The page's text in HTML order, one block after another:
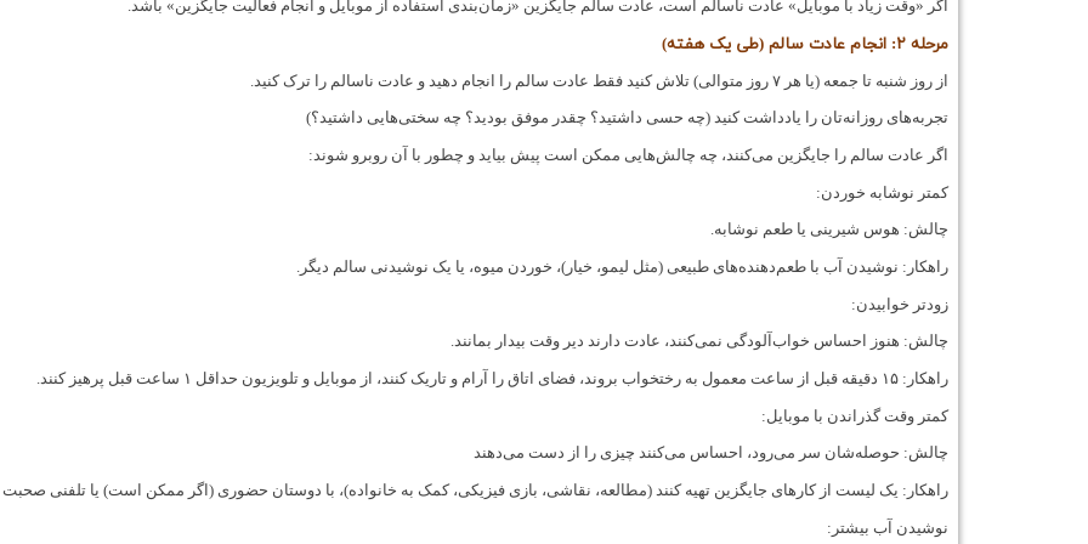
اگر «وقت زیاد با موبایل» عادت ناسالم است، عادت سالم جایگزین «زمان‌بندی استفاده از موبایل و انجام فعالیت جایگزین» باشد.
مرحله ۲: انجام عادت سالم (طی یک هفته)
از روز شنبه تا جمعه (یا هر ۷ روز متوالی) تلاش کنید فقط عادت سالم را انجام دهید و عادت ناسالم را ترک کنید.
تجربه‌های روزانه‌تان را یادداشت کنید (چه حسی داشتید؟ چقدر موفق بودید؟ چه سختی‌هایی داشتید؟)
اگر عادت سالم را جایگزین می‌کنند، چه چالش‌هایی ممکن است پیش بیاید و چطور با آن روبرو شوند:
کمتر نوشابه خوردن:
چالش: هوس شیرینی یا طعم نوشابه.
راهکار: نوشیدن آب با طعم‌دهنده‌های طبیعی (مثل لیمو، خیار)، خوردن میوه، یا یک نوشیدنی سالم دیگر.
زودتر خوابیدن:
چالش: هنوز احساس خواب‌آلودگی نمی‌کنند، عادت دارند دیر وقت بیدار بمانند.
راهکار: ۱۵ دقیقه قبل از ساعت معمول به رختخواب بروند، فضای اتاق را آرام و تاریک کنند، از موبایل و تلویزیون حداقل ۱ ساعت قبل پرهیز کنند.
کمتر وقت گذراندن با موبایل:
چالش: حوصله‌شان سر می‌رود، احساس می‌کنند چیزی را از دست می‌دهند
راهکار: یک لیست از کارهای جایگزین تهیه کنند (مطالعه، نقاشی، بازی فیزیکی، کمک به خانواده)، با دوستان حضوری (اگر ممکن است) یا تلفنی صحبت
نوشیدن آب بیشتر: